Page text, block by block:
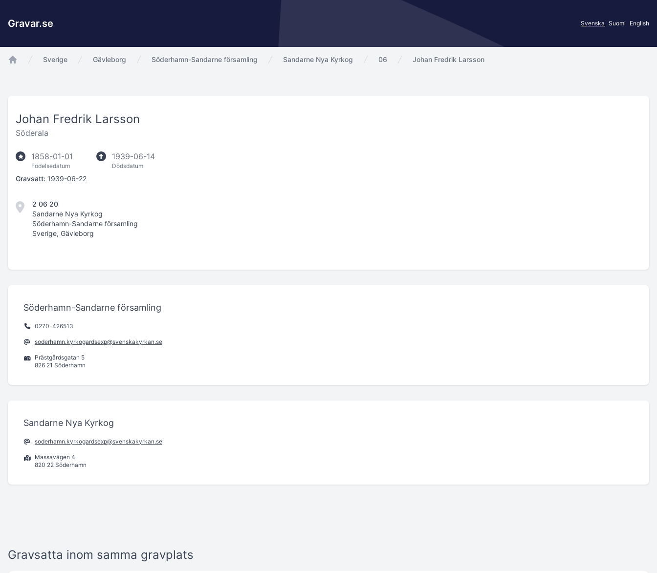
Gravar.se Svenska Suomi English
Sverige Gävleborg Söderhamn-Sandarne församling Sandarne Nya Kyrkog 06 Johan Fredrik Larsson
Johan Fredrik Larsson
Söderala
1858-01-01
Födelsedatum
1939-06-14
Dödsdatum
Gravsatt: 1939-06-22
2 06 20
Sandarne Nya Kyrkog
Söderhamn-Sandarne församling
Sverige, Gävleborg
Söderhamn-Sandarne församling
0270-426513
soderhamn.kyrkogardsexp@svenskakyrkan.se
Prästgårdsgatan 5
826 21 Söderhamn
Sandarne Nya Kyrkog
soderhamn.kyrkogardsexp@svenskakyrkan.se
Massavägen 4
820 22 Söderhamn
Gravsatta inom samma gravplats